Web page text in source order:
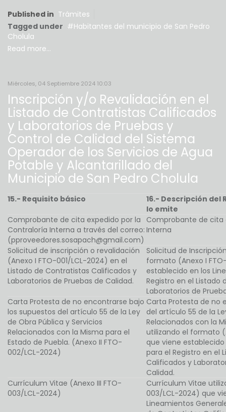
Published in Trámites
Tagged under
Habitantes del municipio de San Pedro
Cholula
Read more...
Miércoles, 04 Septiembre 2024 10:03
Inscripción y/o Revalidación en el
Listado de Contratistas Calificados
y Laboratorios de Pruebas y
Control de Calidad del Sistema
Operador de los Servicios de Agua
Potable y Alcantarillado del
Municipio de San Pedro Cholula
15.- Requisito básico
16.- Descripción del
lo emite
Comprobante de cita expedido por la
Contraloría Interna a través del correo:
(pproveedores.sosapach@gmail.com)
Comprobante de cita
Interna
Solicitud de inscripción o revalidación
(Anexo I FTO-001/LCL-2024) en el
Listado de Contratistas Calificados y
Laboratorios de Pruebas de Calidad.
Solicitud de
formato (Anexo I
establecido en los
Registro en el
Laboratorios de
Carta Protesta de no encontrarse bajo
los supuestos del artículo 55 de la Ley
de Obra Pública y Servicios
Relacionados con la Misma para el
Estado de Puebla. (Anexo II FTO-
002/LCL-2024)
Carta Protesta de no
del artículo 55 de la
Relacionados con la
utilizando el formato
que viene
para el Registro en el
Calificados y
Calidad.
Currículum Vitae (Anexo III FTO-
003/LCL-2024)
Currículum Vitae
003/LCL-2024) que
Lineamientos